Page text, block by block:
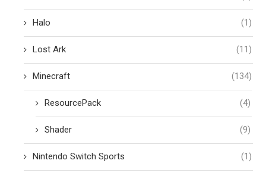
Halo (1)
Lost Ark (11)
Minecraft (134)
ResourcePack (4)
Shader (9)
Nintendo Switch Sports (1)